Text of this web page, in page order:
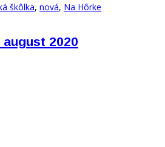
škôlka, nová, Na Hôrke
2020